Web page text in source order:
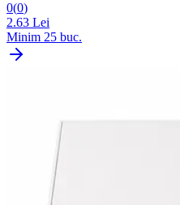
0(0)
2.63 Lei
Minim 25 buc.